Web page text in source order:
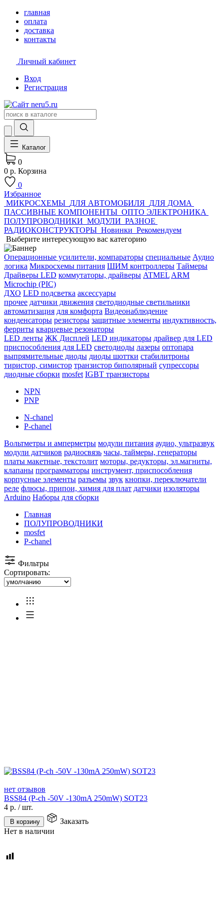
главная
оплата
доставка
контакты
Личный кабинет
Вход
Регистрация
Каталог
0
0 р. Корзина
0
Избранное
МИКРОСХЕМЫ ДЛЯ АВТОМОБИЛЯ ДЛЯ ДОМА
ПАССИВНЫЕ КОМПОНЕНТЫ ОПТО ЭЛЕКТРОНИКА
ПОЛУПРОВОДНИКИ МОДУЛИ РАЗНОЕ
РАДИОКОНСТРУКТОРЫ Новинки Рекомендуем
Выберите интересующую вас категорию
Операционные усилители, компараторы специальные Аудио
логика Микросхемы питания ШИМ контроллеры Таймеры
Драйверы LED коммутаторы, драйверы ATMEL ARM
Microchip (PIC)
ДХО LED подсветка аксессуары
прочее датчики движения светодиодные светильники
автоматизация для комфорта Видеонаблюдение
конденсаторы резисторы защитные элементы индуктивность,
ферриты кварцевые резонаторы
LED ленты ЖК Дисплей LED индикаторы драйвер для LED
приспособления для LED светодиоды лазеры оптопара
выпрямительные диоды диоды шоттки стабилитроны
тиристор, симистор транзистор биполярный супрессоры
диодные сборки mosfet IGBT транзисторы
NPN
PNP
N-chanel
P-chanel
Вольтметры и амперметры модули питания аудио, ультразвук
модули датчиков радиосвязь часы, таймеры, генераторы
платы макетные, текстолит моторы, редукторы, эл.магниты,
клапаны программаторы инструмент, приспособления
корпусные элементы разъемы звук кнопки, переключатели
реле флюсы, припои, химия для плат датчики изоляторы
Arduino Наборы для сборки
Главная
ПОЛУПРОВОДНИКИ
mosfet
P-chanel
Фильтры
Сортировать:
нет отзывов
BSS84 (P-ch -50V -130mA 250mW) SOT23
4 р. /шт.
В корзину
Заказать
Нет в наличии